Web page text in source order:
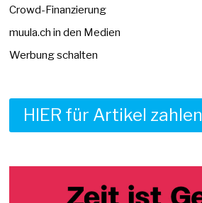
Crowd-Finanzierung
muula.ch in den Medien
Werbung schalten
HIER für Artikel zahlen